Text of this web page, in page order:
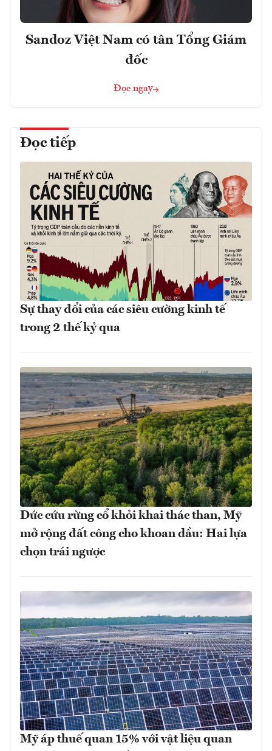
Sandoz Việt Nam có tân Tổng Giám
đốc
Đọc ngay
Đọc tiếp
Sự thay đổi của các siêu cường kinh tế
trong 2 thế kỷ qua
Đức cứu rừng cổ khỏi khai thác than, Mỹ
mở rộng đất công cho khoan dầu: Hai lựa
chọn trái ngược
Mỹ áp thuế quan 15% với vật liệu quan